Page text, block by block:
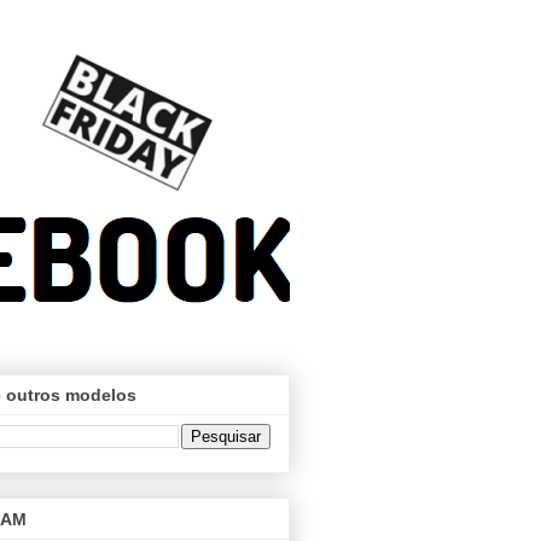
outros modelos